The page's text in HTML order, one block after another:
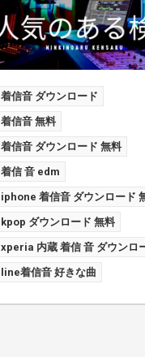
着信音 ダウンロード
着信音 無料
着信音 ダウンロード 無料
着信 音 edm
iphone 着信音 ダウンロード
kpop ダウンロード 無料
xperia 内蔵 着信 音 ダウンロ
line着信音 好きな曲